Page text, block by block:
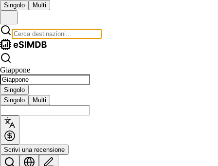
Singolo Multi
Giappone
Singolo
Singolo
Multi
Scrivi una recensione